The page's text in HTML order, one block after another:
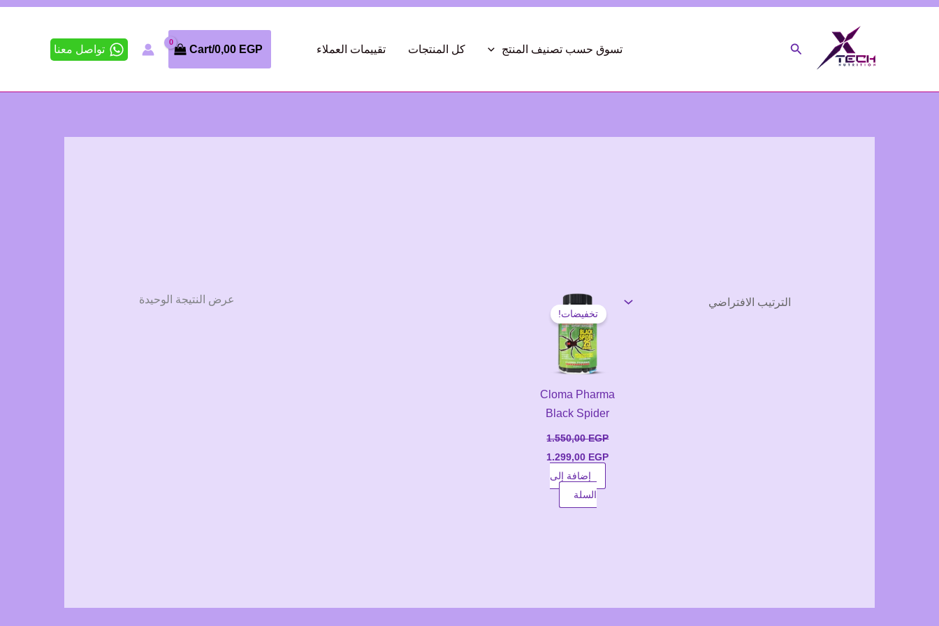
البحث تسوق حسب تصنيف المنتج كل المنتجات تقييمات العملاء Cart/0,00 EGP تواصل معنا
عرض النتيجة الوحيدة
تخفيضات!
Cloma Pharma
Black Spider
1.550,00EGP
السعر
الأصلي
1.550,00 EGP.
1.299,00 EGP
السعر
إضافة إلى
السلة